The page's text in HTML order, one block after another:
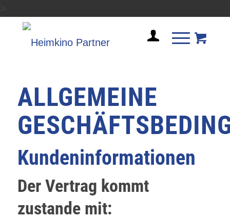
ALLGEMEINE
Kundeninformationen
Der Vertrag kommt
zustande mit: